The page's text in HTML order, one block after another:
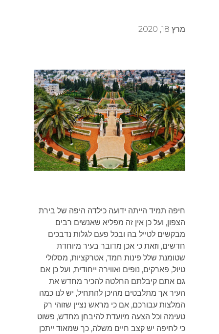
מרץ 18, 2020
חיפה תמיד הייתה ידועה כילדה היפה של בירת
הצפון, ועל כן אין זה מפליא שאנשים רבים
מבקשים לטייל בה ובכל פעם לגלות נדבכים
חדשים, וזאת כי אכן מדובר בעיר מיוחדת
שטומנת שלל פינות חמד, אטרקציות, מסלולי
טיול, פארקים, נופים ואווירה ייחודית, ועל כן אם
גם אתם קיבלתם החלטה להכיר מחדש את
העיר אך מתלבטים מהיכן להתחיל, יש לנו כמה
המלצות עבורכם, אם כי מראש נציין שזוהי רק
טעימה וכל הצעה מיועדת להיבחן מחדש, פשוט
כי לחיפה יש קצב חיים משלה, כך שמאוד ייתכן